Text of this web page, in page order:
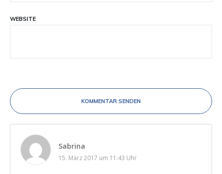
WEBSITE
KOMMENTAR SENDEN
Sabrina
15. März 2017 um 11:43 Uhr